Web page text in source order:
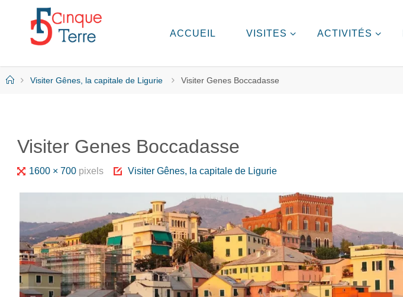
Q
R E
E
LI
E
ACCUEIL VISITES ACTIVITÉS
HomeVisiter Gênes, la capitale de Ligurie Visiter Genes Boccadasse
Visiter Genes Boccadasse
Full1600 × 700 pixels Visiter Gênes, la capitale de Ligurie